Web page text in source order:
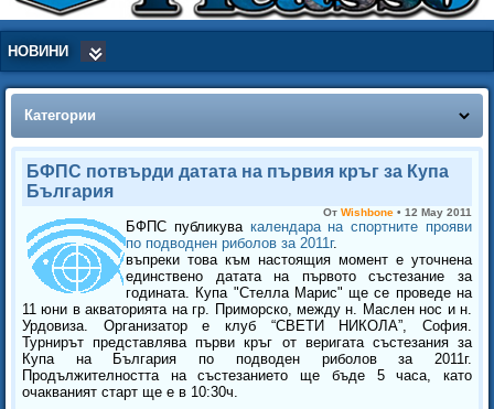
НОВИНИ
Категории
БФПС потвърди датата на първия кръг за Купа
България
От Wishbone • 12 May 2011
БФПС публикувакалендара на спортните прояви
по подводнен риболов за 2011г.
въпреки това към настоящия момент е уточнена
единствено датата на първото състезание за
годината. Купа "Стелла Марис" ще се проведе на
11 юни в акваторията на гр. Приморско, между н. Маслен нос и н.
Урдовиза. Организатор е клуб “СВЕТИ НИКОЛА”, София.
Турнирът представлява първи кръг от веригата състезания за
Купа на България по подводен риболов за 2011г.
Продължителността на състезанието ще бъде 5 часа, като
очакваният старт ще е в 10:30ч.